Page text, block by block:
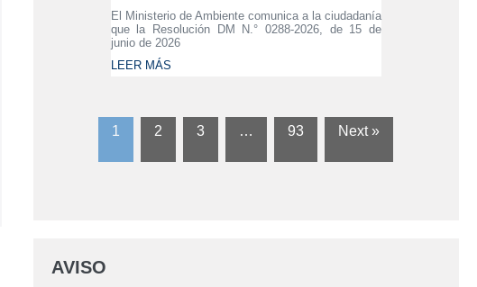
El Ministerio de Ambiente comunica a la ciudadanía
que la Resolución DM N.° 0288-2026, de 15 de
junio de 2026
LEER MÁS
1 2 3 … 93 Next »
AVISO